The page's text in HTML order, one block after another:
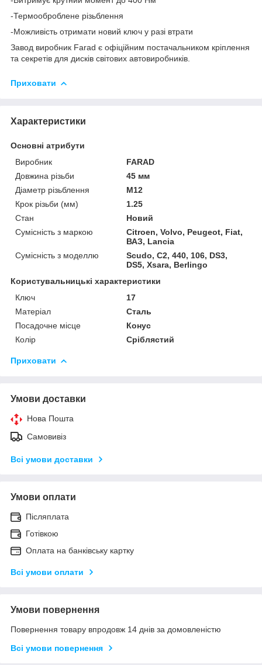
-Термооброблене різьблення
-Можливість отримати новий ключ у разі втрати
Завод виробник Farad є офіційним постачальником кріплення
та секретів для дисків світових автовиробників.
Приховати
Характеристики
Основні атрибути
Виробник
FARAD
Довжина різьби
45 мм
Діаметр різьблення
M12
Крок різьби (мм)
1.25
Стан
Новий
Сумісність з маркою
Citroen, Volvo, Peugeot, Fiat,
ВАЗ, Lancia
Сумісність з моделлю
Scudo, C2, 440, 106, DS3,
DS5, Xsara, Berlingo
Користувальницькі характеристики
Ключ
17
Матеріал
Сталь
Посадочне місце
Конус
Колір
Сріблястий
Приховати
Умови доставки
Нова Пошта
Самовивіз
Всі умови доставки
Умови оплати
Післяплата
Готівкою
Оплата на банківську картку
Всі умови оплати
Умови повернення
Повернення товару впродовж 14 днів за домовленістю
Всі умови повернення